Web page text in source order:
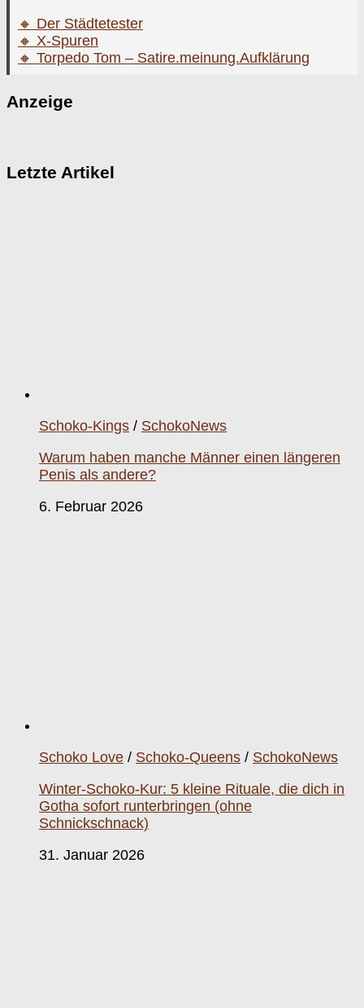
🔸 Der Städtetester
🔸 X-Spuren
🔸 Torpedo Tom – Satire.meinung.Aufklärung
Anzeige
Letzte Artikel
Schoko-Kings / SchokoNews
Warum haben manche Männer einen längeren
Penis als andere?
6. Februar 2026
Schoko Love / Schoko-Queens / SchokoNews
Winter-Schoko-Kur: 5 kleine Rituale, die dich in
Gotha sofort runterbringen (ohne
Schnickschnack)
31. Januar 2026